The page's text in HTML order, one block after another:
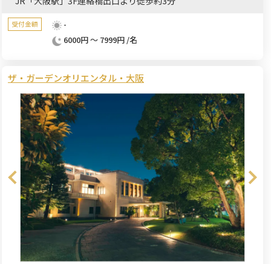
受付金額
-
6000円 ～ 7999円 /名
ザ・ガーデンオリエンタル・大阪